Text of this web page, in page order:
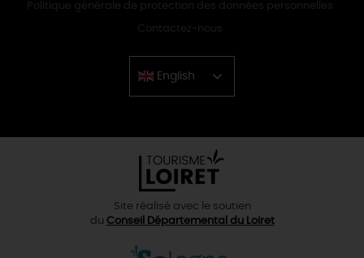
Politique générale de protection des données personnelles
Contactez-nous
English
Chinese
Site réalisé avec le soutien
du Conseil Départemental du Loiret